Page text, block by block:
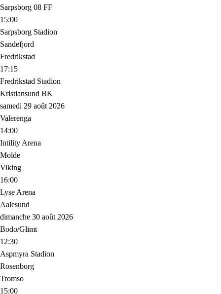
Sarpsborg 08 FF
15:00
Sarpsborg Stadion
Sandefjord
Fredrikstad
17:15
Fredrikstad Stadion
Kristiansund BK
samedi 29 août 2026
Valerenga
14:00
Intility Arena
Molde
Viking
16:00
Lyse Arena
Aalesund
dimanche 30 août 2026
Bodo/Glimt
12:30
Aspmyra Stadion
Rosenborg
Tromso
15:00